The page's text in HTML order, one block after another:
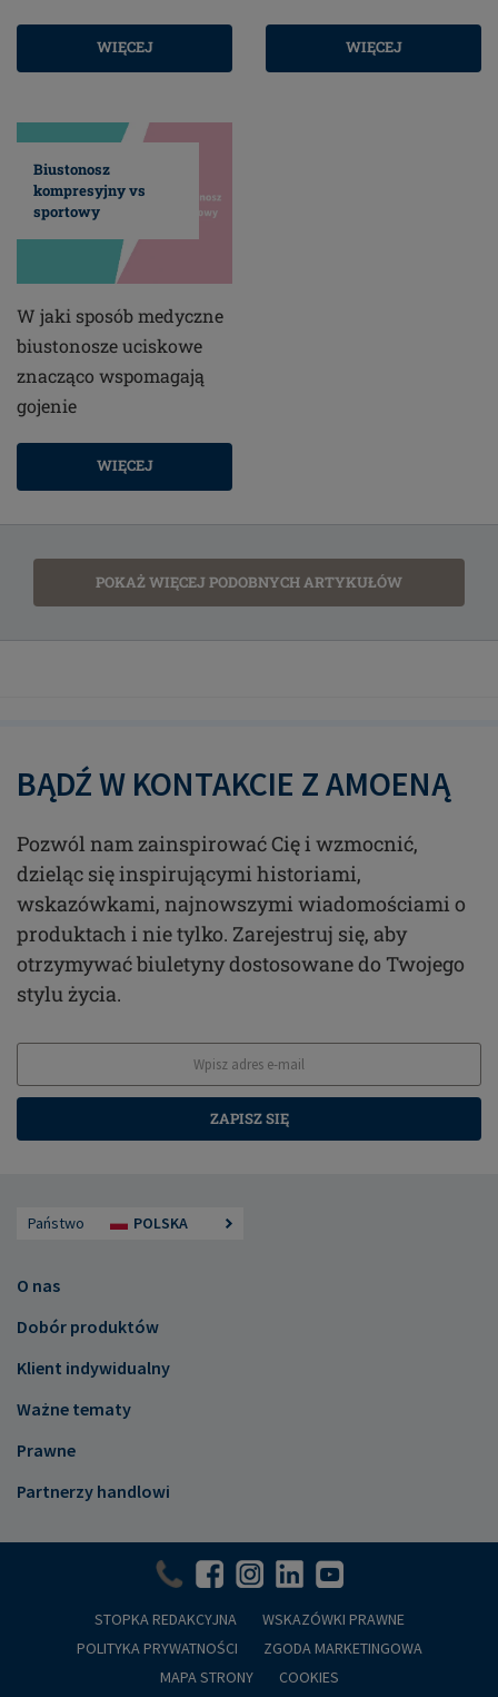
WIĘCEJ WIĘCEJ
Biustonosz
kompresyjny vs
sportowy
W jaki sposób medyczne
biustonosze uciskowe
znacząco wspomagają
gojenie
WIĘCEJ
POKAŻ WIĘCEJ PODOBNYCH ARTYKUŁÓW
BĄDŹ W KONTAKCIE Z AMOENĄ
Pozwól nam zainspirować Cię i wzmocnić,
dzieląc się inspirującymi historiami,
wskazówkami, najnowszymi wiadomościami o
produktach i nie tylko. Zarejestruj się, aby
otrzymywać biuletyny dostosowane do Twojego
stylu życia.
ZAPISZ SIĘ
Państwo POLSKA
O nas
Dobór produktów
Klient indywidualny
Ważne tematy
Prawne
Partnerzy handlowi
STOPKA REDAKCYJNA
WSKAZÓWKI PRAWNE
POLITYKA PRYWATNOŚCI
ZGODA MARKETINGOWA
MAPA STRONY
COOKIES